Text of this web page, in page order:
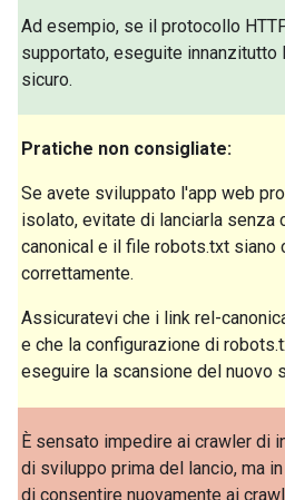
Ad esempio, se il protocollo
supportato, eseguite innanzitutto
sicuro.
Pratiche non consigliate:
Se avete sviluppato l'app web
isolato, evitate di lanciarla senza
canonical e il file robots.txt siano
correttamente.
Assicuratevi che i link rel-
e che la configurazione di
eseguire la scansione del nuovo
È sensato impedire ai crawler di
di sviluppo prima del lancio, ma
di consentire nuovamente ai